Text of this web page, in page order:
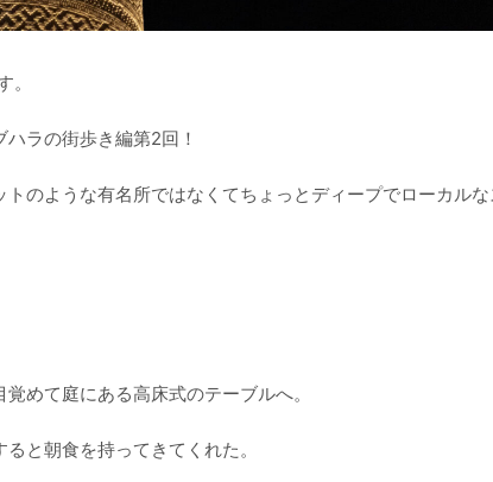
ラの街歩き編第2回！
のような有名所ではなくてちょっとディープでローカル
めて庭にある高床式のテーブルへ。
と朝食を持ってきてくれた。